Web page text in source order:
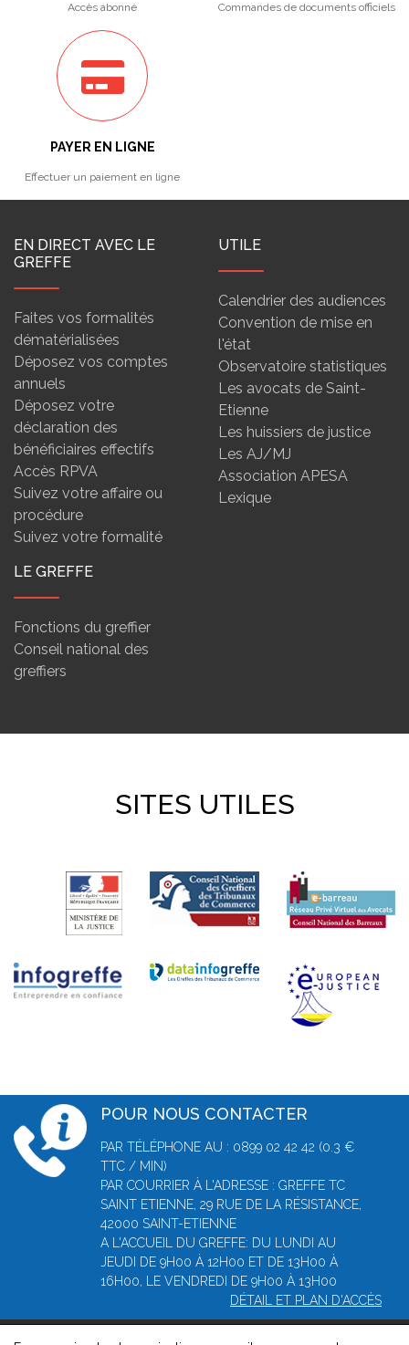
Accès abonné Commandes de documents officiels
PAYER EN LIGNE
Effectuer un paiement en ligne
EN DIRECT AVEC LE
GREFFE
Faites vos formalités
dématérialisées
Déposez vos comptes
annuels
Déposez votre
déclaration des
bénéficiaires effectifs
Accès RPVA
Suivez votre affaire ou
procédure
Suivez votre formalité
UTILE
Calendrier des audiences
Convention de mise en
l'état
Observatoire statistiques
Les avocats de Saint-
Etienne
Les huissiers de justice
Les AJ/MJ
Association APESA
Lexique
LE GREFFE
Fonctions du greffier
Conseil national des
greffiers
SITES UTILES
POUR NOUS CONTACTER
PAR TÉLÉPHONE AU : 0899 02 42 42 (0.3 €
TTC / MIN)
PAR COURRIER À L'ADRESSE : GREFFE TC
SAINT ETIENNE, 29 RUE DE LA RÉSISTANCE,
42000 SAINT-ETIENNE
A L'ACCUEIL DU GREFFE: DU LUNDI AU
JEUDI DE 9H00 À 12H00 ET DE 13H00 À
16H00, LE VENDREDI DE 9H00 À 13H00
DÉTAIL ET PLAN D'ACCÈS